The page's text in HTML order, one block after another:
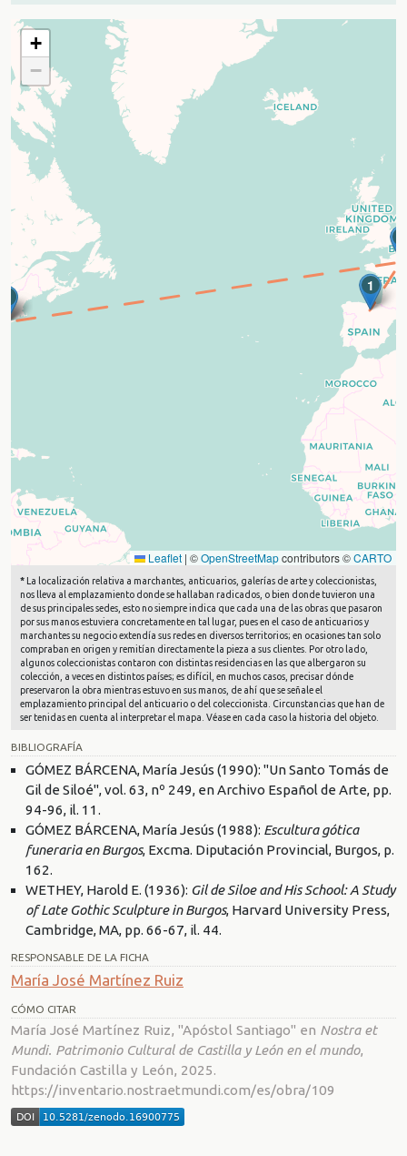
1
+
−
Leaflet | ©OpenStreetMapcontributors ©CARTO
* La localización relativa a marchantes, anticuarios, galerías de arte y coleccionistas,
nos lleva al emplazamiento donde se hallaban radicados, o bien donde tuvieron una
de sus principales sedes, esto no siempre indica que cada una de las obras que pasaron
por sus manos estuviera concretamente en tal lugar, pues en el caso de anticuarios y
marchantes su negocio extendía sus redes en diversos territorios; en ocasiones tan solo
compraban en origen y remitían directamente la pieza a sus clientes. Por otro lado,
algunos coleccionistas contaron con distintas residencias en las que albergaron su
colección, a veces en distintos países; es difícil, en muchos casos, precisar dónde
preservaron la obra mientras estuvo en sus manos, de ahí que se señale el
emplazamiento principal del anticuario o del coleccionista. Circunstancias que han de
ser tenidas en cuenta al interpretar el mapa. Véase en cada caso la historia del objeto.
BIBLIOGRAFÍA
GÓMEZ BÁRCENA, María Jesús (1990): "Un Santo Tomás de
Gil de Siloé", vol. 63, nº 249, en Archivo Español de Arte, pp.
94-96, il. 11.
GÓMEZ BÁRCENA, María Jesús (1988): Escultura gótica
funeraria en Burgos, Excma. Diputación Provincial, Burgos, p.
162.
WETHEY, Harold E. (1936): Gil de Siloe and His School: A Study
of Late Gothic Sculpture in Burgos, Harvard University Press,
Cambridge, MA, pp. 66-67, il. 44.
RESPONSABLE DE LA FICHA
María José Martínez Ruiz
CÓMO CITAR
María José Martínez Ruiz, "Apóstol Santiago" en Nostra et
Mundi. Patrimonio Cultural de Castilla y León en el mundo,
Fundación Castilla y León, 2025.
https://inventario.nostraetmundi.com/es/obra/109